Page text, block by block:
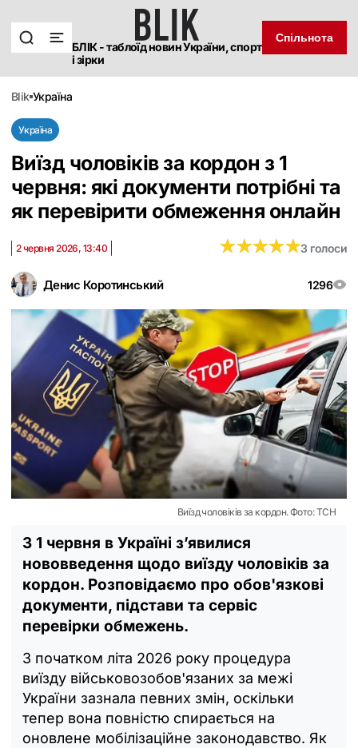
БЛІК - таблоїд новин України, спорт
і зірки
Спільнота
blik україна
Україна
Виїзд чоловіків за кордон з 1
червня: які документи потрібні та
як перевірити обмеження онлайн
Денис Коротинський 1296
2 червня 2026, 13:40 ★★★★★
★★★★★3 голоси
Виїзд чоловіків за кордон. Фото: ТСН
З 1 червня в Україні з’явилися
нововведення щодо виїзду чоловіків за
кордон. Розповідаємо про обов'язкові
документи, підстави та сервіс
перевірки обмежень.
З початком літа 2026 року процедура
виїзду військовозобов'язаних за межі
України зазнала певних змін, оскільки
тепер вона повністю спирається на
оновлене мобілізаційне законодавство. Як